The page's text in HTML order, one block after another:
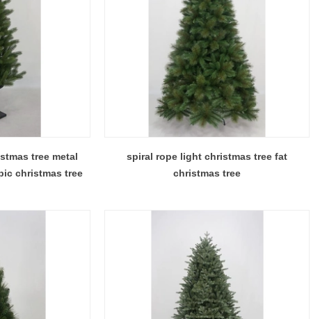
tree metal
christmas tree
spiral rope light christmas tree fat
christmas tree